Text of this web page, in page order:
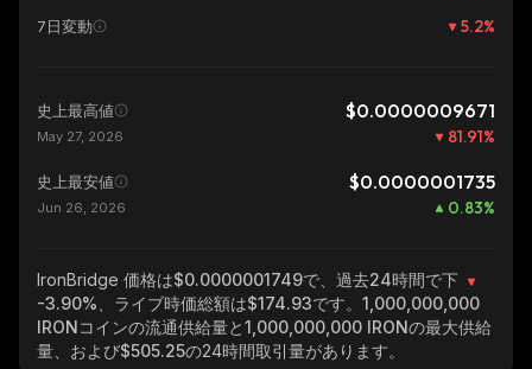
7日変動 5.2%
史上最高値 $0.0000009671
May 27, 2026 81.91%
史上最安値 $0.0000001735
Jun 26, 2026 0.83%
IronBridge 価格は$0.0000001749で、過去24時間で下
-3.90% 、ライブ時価総額は$174.93です。 1,000,000,000
IRONコインの流通供給量と1,000,000,000 IRONの最大供給
量、および$505.25の24時間取引量があります。